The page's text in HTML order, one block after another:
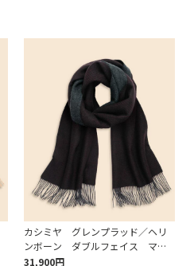
カシミヤ グレンプラッド／ヘリ
ンボーン ダブルフェイス マフ
ラー
31,900円